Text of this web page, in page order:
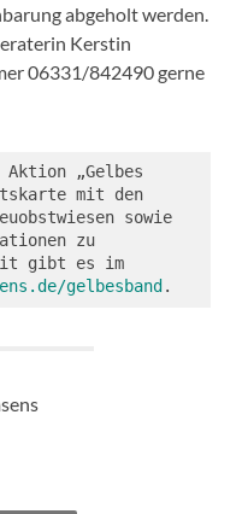
abgeholt werden.
Kerstin
06331/842490 gerne
„Gelbes
mit den
sowie
zu
gibt es im
gelbesband .